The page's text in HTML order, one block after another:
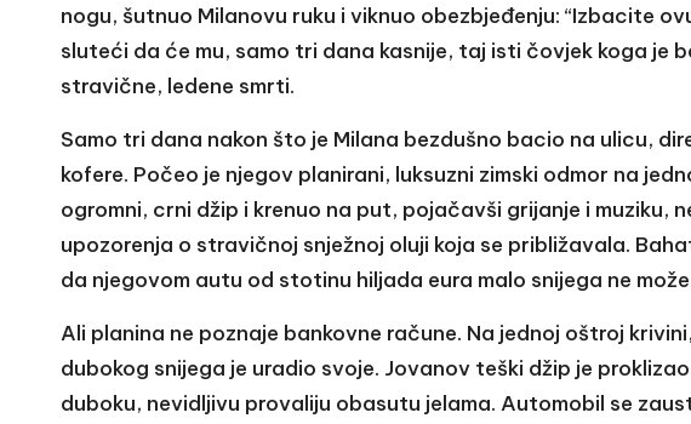
nogu, šutnuo Milanovu ruku i viknuo obezbjeđenju: “Izbacite
sluteći da će mu, samo tri dana kasnije, taj isti čovjek koga je
stravične, ledene smrti.
Samo tri dana nakon što je Milana bezdušno bacio na ulicu,
kofere. Počeo je njegov planirani, luksuzni zimski odmor na
ogromni, crni džip i krenuo na put, pojačavši grijanje i muziku,
upozorenja o stravičnoj snježnoj oluji koja se približavala.
da njegovom autu od stotinu hiljada eura malo snijega ne
Ali planina ne poznaje bankovne račune. Na jednoj oštroj
dubokog snijega je uradio svoje. Jovanov teški džip je
duboku, nevidljivu provaliju obasutu jelama. Automobil se